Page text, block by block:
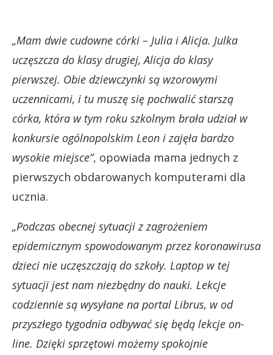
„Mam dwie cudowne córki – Julia i Alicja. Julka
uczęszcza do klasy drugiej, Alicja do klasy
pierwszej. Obie dziewczynki są wzorowymi
uczennicami, i tu muszę się pochwalić starszą
córka, która w tym roku szkolnym brała udział w
konkursie ogólnopolskim Leon i zajęła bardzo
wysokie miejsce”, opowiada mama jednych z
pierwszych obdarowanych komputerami dla
ucznia.
„Podczas obecnej sytuacji z zagrożeniem
epidemicznym spowodowanym przez koronawirusa
dzieci nie uczęszczają do szkoły. Laptop w tej
sytuacji jest nam niezbędny do nauki. Lekcje
codziennie są wysyłane na portal Librus, w od
przyszłego tygodnia odbywać się będą lekcje on-
line. Dzięki sprzętowi możemy spokojnie